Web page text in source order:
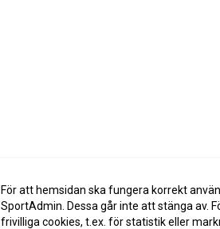
För att hemsidan ska fungera korrekt
SportAdmin. Dessa går inte att stänga av.
frivilliga cookies, t.ex. för statistik eller